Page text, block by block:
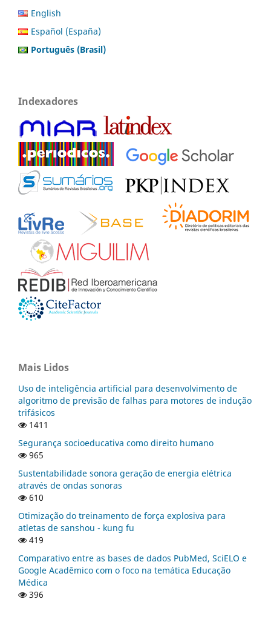
English
Español (España)
Português (Brasil)
Indexadores
Mais Lidos
Uso de inteligência artificial para desenvolvimento de
algoritmo de previsão de falhas para motores de indução
trifásicos
1411
Segurança socioeducativa como direito humano
965
Sustentabilidade sonora geração de energia elétrica
através de ondas sonoras
610
Otimização do treinamento de força explosiva para
atletas de sanshou - kung fu
419
Comparativo entre as bases de dados PubMed, SciELO e
Google Acadêmico com o foco na temática Educação
Médica
396